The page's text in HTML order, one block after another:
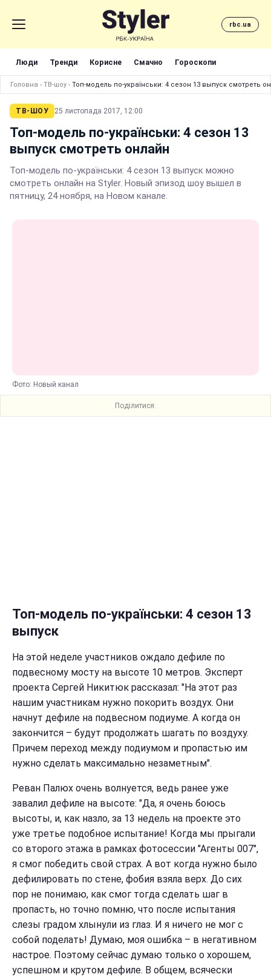
rbc.ua
Люди Тренди Корисне Смачно Гороскопи
Головна › ТВ-шоу › Топ-модель по-українськи: 4 сезон 13 выпуск смотреть
ТВ-ШОУ 25 листопада 2017, 12:00
Топ-модель по-українськи: 4 сезон 13
выпуск смотреть онлайн
Топ-модель по-українськи: 4 сезон 13 выпуск можно
смотреть онлайн на Styler. Новый эпизод шоу вышел в
пятницу, 24 ноября, на Новом канале.
Фото: Новый канал
Поділитися:
Топ-модель по-українськи: 4 сезон 13
выпуск
На этой неделе участников ождало дефиле по
подвесному мосту на высоте 10 метров. Эксперт
проекта Сергей Никитюк рассказал: "На этот раз
нашим участникам нужно покорить воздух. Они
начнут дефиле на подвесном подиуме. А когда он
закончится – будут продолжать шагать по воздуху.
Причем переход между подиумом и пропастью им
нужно сделать максимально незаметным".
Реван Палюх очень волнуется, ведь ранее уже
завалил дефиле на высоте: "Да, я очень боюсь
высоты, и, как назло, за 13 недель на проекте это
уже третье подобное испытание! Когда мы прыгали
со второго этажа в рамках фотосессии "Агенты 007",
я смог победить свой страх. А вот когда нужно было
дефилировать по стене, фобия взяла верх. До сих
пор не понимаю, как смог тогда сделать шаг в
пропасть, но точно помню, что после испытания
слезы градом хлынули из глаз. И я ничего не мог с
собой поделать! Думаю, моя ошибка – в негативном
настрое. Поэтому сейчас думаю только о хорошем,
успешном и крутом дефиле. В общем, всячески